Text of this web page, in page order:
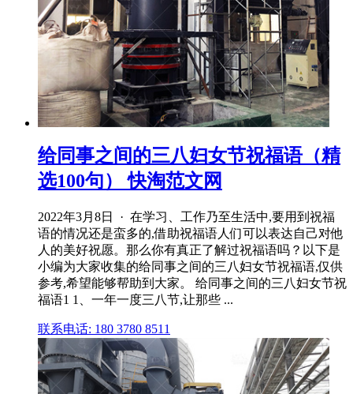
给同事之间的三八妇女节祝福语（精
选100句） 快淘范文网
2022年3月8日 · 在学习、工作乃至生活中,要用到祝福
语的情况还是蛮多的,借助祝福语人们可以表达自己对他
人的美好祝愿。那么你有真正了解过祝福语吗？以下是
小编为大家收集的给同事之间的三八妇女节祝福语,仅供
参考,希望能够帮助到大家。 给同事之间的三八妇女节祝
福语1 1、一年一度三八节,让那些 ...
联系电话: 180 3780 8511